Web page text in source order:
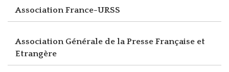
Association France-URSS
Association Générale de la Presse Française et
Etrangère